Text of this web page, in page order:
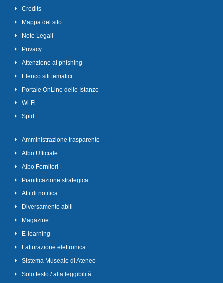
Credits
Mappa del sito
Note Legali
Privacy
Attenzione al phishing
Elenco siti tematici
Portale OnLine delle Istanze
Wi-Fi
Spid
Amministrazione trasparente
Albo Ufficiale
Albo Fornitori
Pianificazione strategica
Atti di notifica
Diversamente abili
Magazine
E-learning
Fatturazione elettronica
Sistema Museale di Ateneo
Solo testo / alta leggibilità